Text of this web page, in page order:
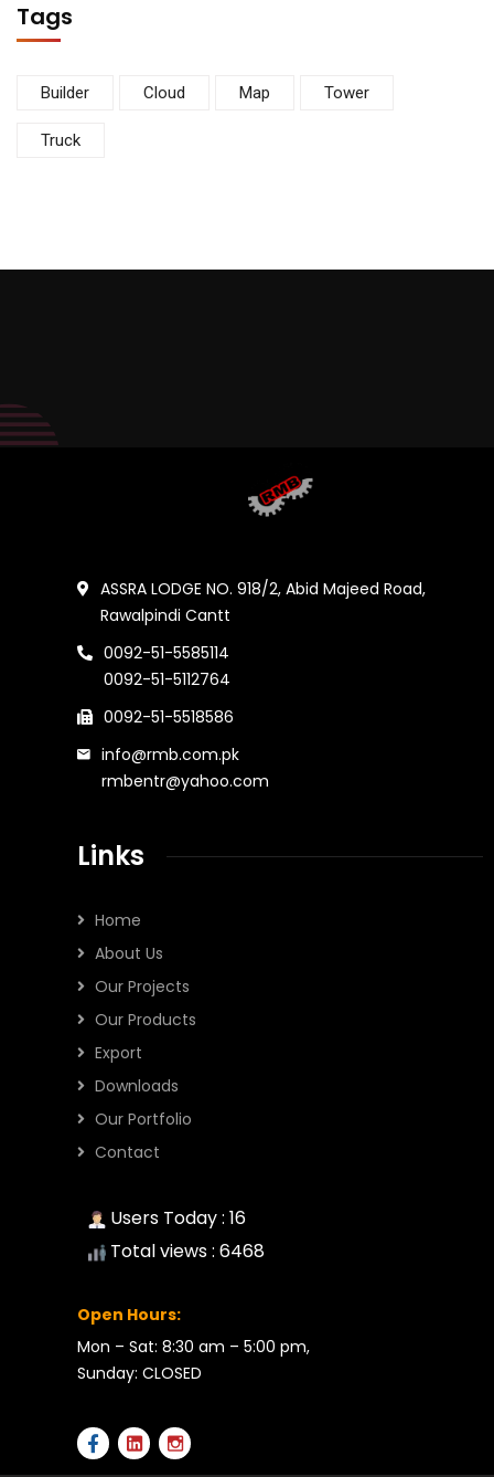
Tags
Builder Cloud Map Tower
Truck
ASSRA LODGE NO. 918/2, Abid Majeed Road,
Rawalpindi Cantt
0092-51-5585114
0092-51-5112764
0092-51-5518586
info@rmb.com.pk
rmbentr@yahoo.com
Links
Home
About Us
Our Projects
Our Products
Export
Downloads
Our Portfolio
Contact
Users Today : 16
Total views : 6468
Open Hours:
Mon – Sat: 8:30 am – 5:00 pm,
Sunday: CLOSED